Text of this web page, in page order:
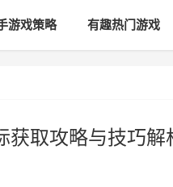
游戏策略 有趣热门游戏
获取攻略与技巧解